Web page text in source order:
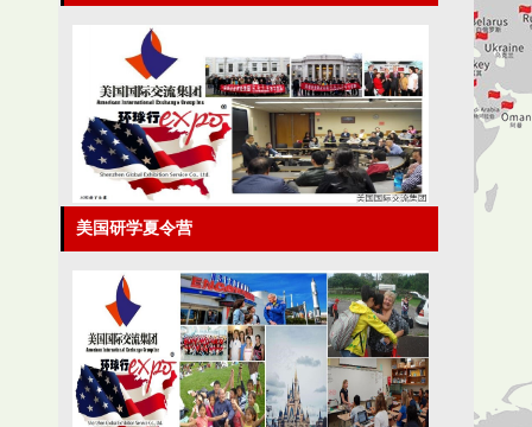
美国研学夏令营